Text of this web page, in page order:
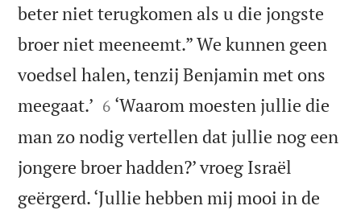
beter niet terugkomen als u die jongste
broer niet meeneemt.” We kunnen geen
voedsel halen, tenzij Benjamin met ons
meegaat.’ 

6 ‘Waarom moesten jullie die
man zo nodig vertellen dat jullie nog een
jongere broer hadden?’ vroeg Israël
geërgerd. ‘Jullie hebben mij mooi in de